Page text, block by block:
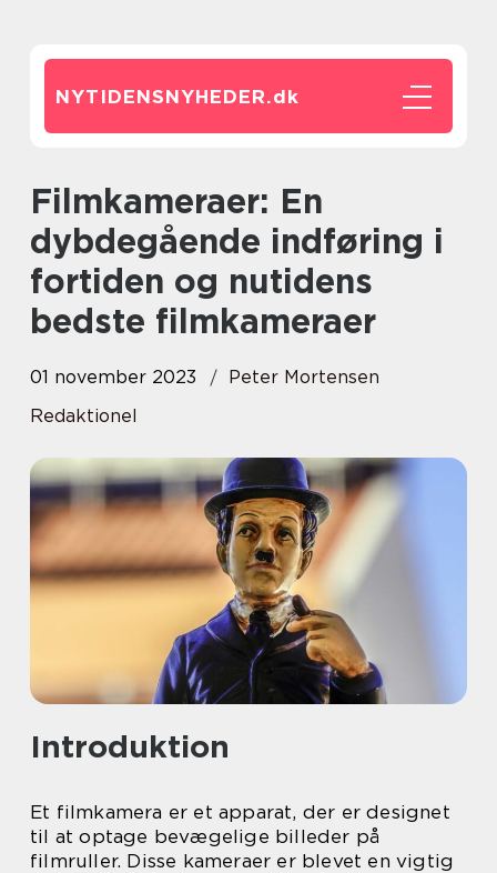
NYTIDENSNYHEDER.dk
Filmkameraer: En
dybdegående indføring i
fortiden og nutidens
bedste filmkameraer
01 november 2023
Peter Mortensen
Redaktionel
Introduktion
Et filmkamera er et apparat, der er designet
til at optage bevægelige billeder på
filmruller. Disse kameraer er blevet en vigtig